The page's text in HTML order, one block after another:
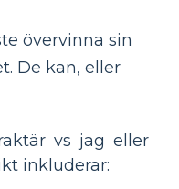
övervinna sin
De kan, eller
vs jag eller
inkluderar: